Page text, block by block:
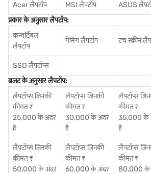
Acer लैपटॉप MSI लैपटॉप
ASUS
प्रकार के अनुसार लैपटॉप:
कन्वर्टिबल
लैपटॉप
गेमिंग लैपटॉप टच स्क्रीन
SSD लैपटॉप्स
बजट के अनुसार लैपटॉप:
लैपटॉप्स जिनकी
कीमत ₹
25,000 के अंदर
है
लैपटॉप्स जिनकी
कीमत ₹
30,000 के अंदर
है
लैपटॉप्स
कीमत ₹
35,000 के
है
लैपटॉप्स जिनकी
कीमत ₹
50,000 के अंदर
लैपटॉप्स जिनकी
कीमत ₹
60,000 के अंदर
लैपटॉप्स
कीमत ₹
80,000 के